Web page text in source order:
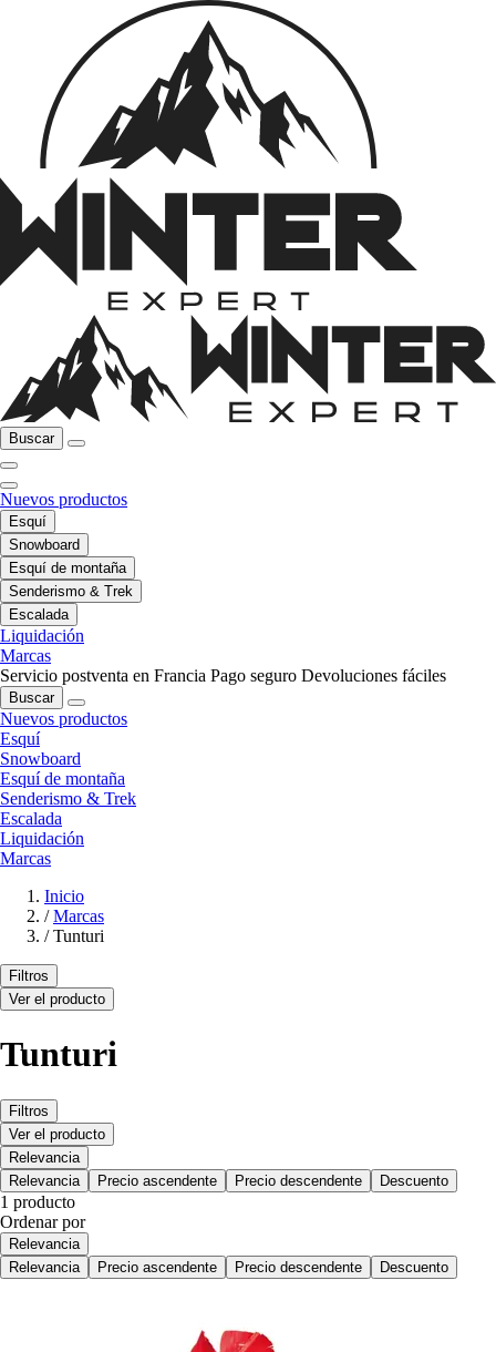
Buscar
Nuevos productos
Esquí
Snowboard
Esquí de montaña
Senderismo & Trek
Escalada
Liquidación
Marcas
Servicio postventa en Francia Pago seguro Devoluciones fáciles
Buscar
Nuevos productos
Esquí
Snowboard
Esquí de montaña
Senderismo & Trek
Escalada
Liquidación
Marcas
Inicio
/ Marcas
/ Tunturi
Filtros
Ver el producto
Tunturi
Filtros
Ver el producto
Relevancia
Relevancia
Precio ascendente Precio descendente Descuento
1 producto
Ordenar por
Relevancia
Relevancia
Precio ascendente Precio descendente Descuento